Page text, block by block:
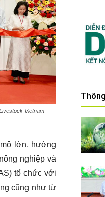
Vietnam
lớn, hướng
nghiệp và
tổ chức với
cũng như từ